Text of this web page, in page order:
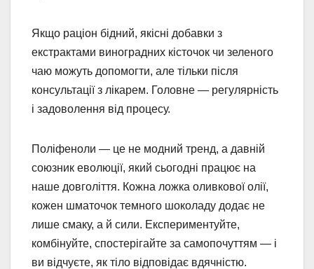
Якщо раціон бідний, якісні добавки з
екстрактами виноградних кісточок чи зеленого
чаю можуть допомогти, але тільки після
консультації з лікарем. Головне — регулярність
і задоволення від процесу.
Поліфеноли — це не модний тренд, а давній
союзник еволюції, який сьогодні працює на
наше довголіття. Кожна ложка оливкової олії,
кожен шматочок темного шоколаду додає не
лише смаку, а й сили. Експериментуйте,
комбінуйте, спостерігайте за самопочуттям — і
ви відчуєте, як тіло відповідає вдячністю.